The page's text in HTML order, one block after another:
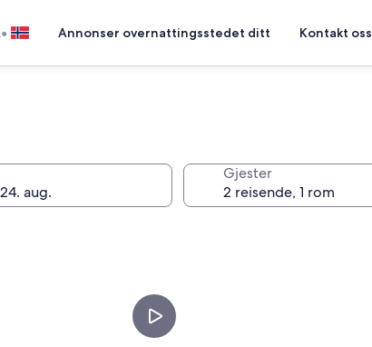
• Annonser overnattingsstedet ditt Kontakt oss
Gjester